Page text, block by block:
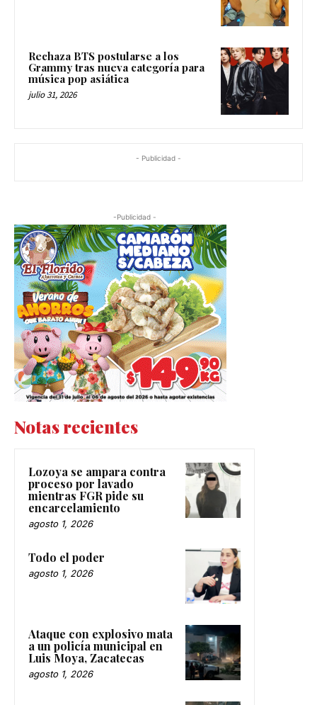
Rechaza BTS postularse a los
Grammy tras nueva categoría para
música pop asiática
julio 31, 2026
- Publicidad -
-Publicidad -
Notas recientes
Lozoya se ampara contra
proceso por lavado
mientras FGR pide su
encarcelamiento
agosto 1, 2026
Todo el poder
agosto 1, 2026
Ataque con explosivo mata
a un policía municipal en
Luis Moya, Zacatecas
agosto 1, 2026